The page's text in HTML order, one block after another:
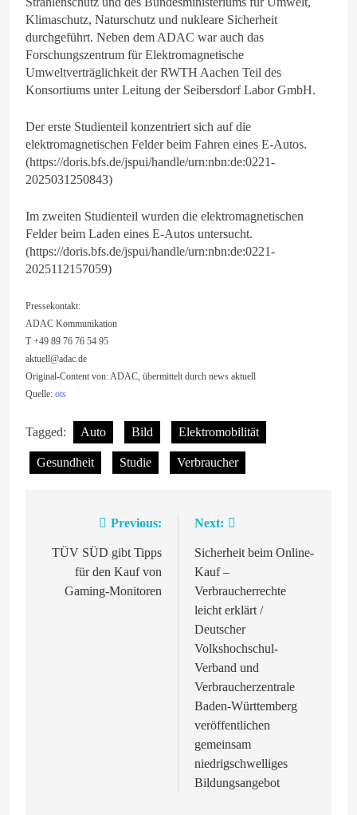
Klimaschutz, Naturschutz und nukleare Sicherheit
durchgeführt. Neben dem ADAC war auch das
Forschungszentrum für Elektromagnetische
Umweltverträglichkeit der RWTH Aachen Teil des
Konsortiums unter Leitung der Seibersdorf Labor GmbH.
Der erste Studienteil konzentriert sich auf die
elektromagnetischen Felder beim Fahren eines E-Autos.
(https://doris.bfs.de/jspui/handle/urn:nbn:de:0221-
2025031250843)
Im zweiten Studienteil wurden die elektromagnetischen
Felder beim Laden eines E-Autos untersucht.
(https://doris.bfs.de/jspui/handle/urn:nbn:de:0221-
2025112157059)
Pressekontakt:
ADAC Kommunikation
T +49 89 76 76 54 95
aktuell@adac.de
Original-Content von: ADAC, übermittelt durch news aktuell
Quelle: ots
Tagged: Auto Bild Elektromobilität
Gesundheit Studie Verbraucher
Beitragsnavigation
Previous:
TÜV SÜD gibt Tipps
für den Kauf von
Gaming-Monitoren
Next:
Sicherheit beim Online-
Kauf –
Verbraucherrechte
leicht erklärt /
Deutscher
Volkshochschul-
Verband und
Verbraucherzentrale
Baden-Württemberg
veröffentlichen
gemeinsam
niedrigschwelliges
Bildungsangebot